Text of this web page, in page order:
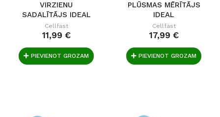
VIRZIENU
SADALĪTĀJS IDEAL
G3/4"...
Cellfast
11,99 €
PIEVIENOT GROZAM
PLŪSMAS MĒRĪTĀJS
IDEAL
Cellfast
17,99 €
PIEVIENOT GROZAM